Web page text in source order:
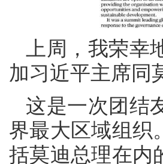
上周，我荣
加习近平主席同
这是一次团结
界最大区域组织
括莫迪总理在内